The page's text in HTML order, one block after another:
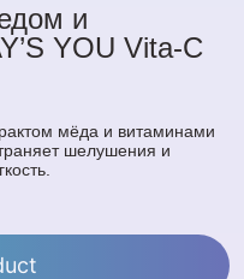
и
YOU Vita-C
мёда и витаминами
шелушения и